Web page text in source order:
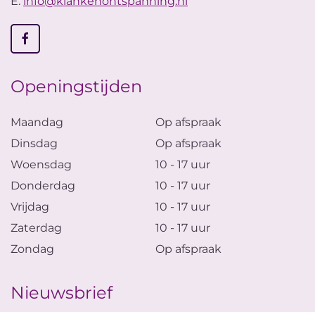
Openingstijden
Maandag
Op afspraak
Dinsdag
Op afspraak
Woensdag
10 - 17 uur
Donderdag
10 - 17 uur
Vrijdag
10 - 17 uur
Zaterdag
10 - 17 uur
Zondag
Op afspraak
Nieuwsbrief